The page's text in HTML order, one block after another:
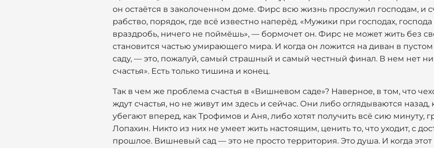
он остаётся в заколоченном доме. Фирс всю жизнь прослужил господам, и
рабство, порядок, где всё известно наперёд. «Мужики при господах,
враздробь, ничего не поймёшь», — бормочет он. Фирс не может жить без
становится частью умирающего мира. И когда он ложится на диван в
саду, — это, пожалуй, самый страшный и самый честный финал. В нем нет
счастья». Есть только тишина и конец.
Так в чем же проблема счастья в «Вишневом саде»? Наверное, в том, что
ждут счастья, но не живут им здесь и сейчас. Они либо оглядываются назад,
убегают вперед, как Трофимов и Аня, либо хотят получить всё сию минуту,
Лопахин. Никто из них не умеет жить настоящим, ценить то, что уходит, с
прошлое. Вишневый сад — это не просто территория. Это душа. И когда